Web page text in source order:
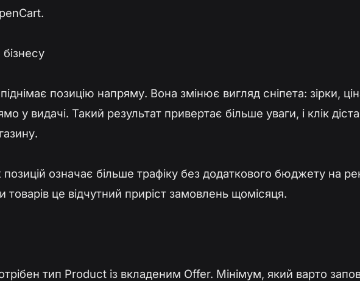
позицію напряму. Вона змінює вигляд сніпета: зірки,
у видачі. Такий результат привертає більше уваги, і клік
означає більше трафіку без додаткового бюджету на
це відчутний приріст замовлень щомісяця.
тип Product із вкладеним Offer. Мінімум, який варто